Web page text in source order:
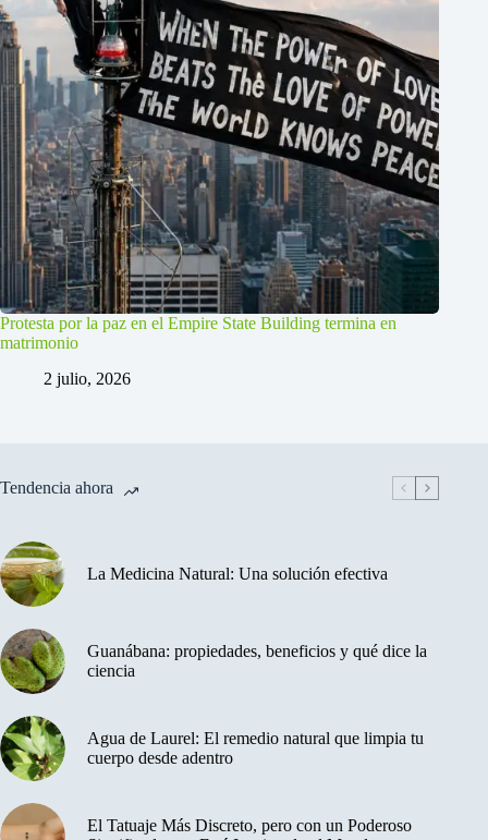
Protesta por la paz en el Empire State Building termina en
matrimonio
2 julio, 2026
Tendencia ahora
La Medicina Natural: Una solución efectiva
Guanábana: propiedades, beneficios y qué dice la
ciencia
Agua de Laurel: El remedio natural que limpia tu
cuerpo desde adentro
El Tatuaje Más Discreto, pero con un Poderoso